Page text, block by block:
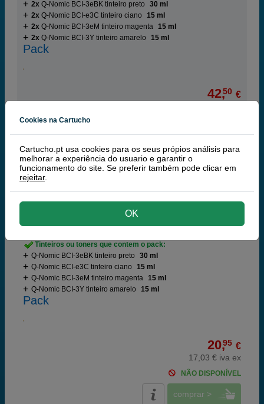
2x Q-Nomic BCI-3eBK tinteiro preto
30 ml
2x Q-Nomic BCI-e3C tinteiro ciano
15 ml
2x Q-Nomic BCI-3eM tinteiro magenta 15 ml
2x Q-Nomic BCI-3Y tinteiro amarelo 15 ml
Pack
42,50 €
Q-Nomic pack BCI-3 (preto+ ciano+ mag.+
amarelo)
Tinteiros ou toners que contem o pack:
Q-Nomic BCI-3eBK tinteiro preto
30 ml
Q-Nomic BCI-e3C tinteiro ciano
15 ml
Q-Nomic BCI-3eM tinteiro magenta 15 ml
Q-Nomic BCI-3Y tinteiro amarelo
15 ml
Pack
20,95 €
17,03 € iva ex
NÃO DISPONÍVEL
comprar >
Cookies na Cartucho
Cartucho.pt usa cookies para os seus própios análisis para
melhorar a experiência do usuario e garantir o
funcionamento do site. Se preferir também pode clicar em
rejeitar.
OK